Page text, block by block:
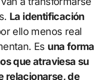
La identificación
ello menos real
Es una forma
que atraviesa su
relacionarse, de